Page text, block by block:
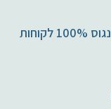
תיקון מצלמה למקבוק עם אגס נגוס 100% לקוחות